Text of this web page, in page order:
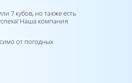
7 кубов, но также есть
Наша компания
от погодных